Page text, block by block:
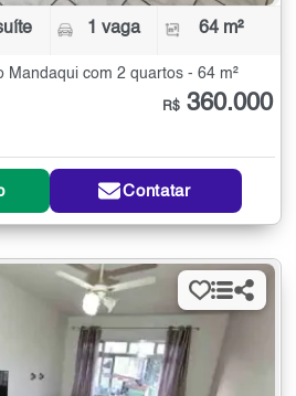
1 vaga 64 m²
Mandaqui com 2 quartos - 64 m²
R$ 360.000
Contatar